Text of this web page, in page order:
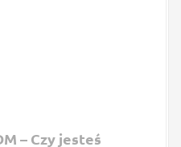
– Czy jesteś